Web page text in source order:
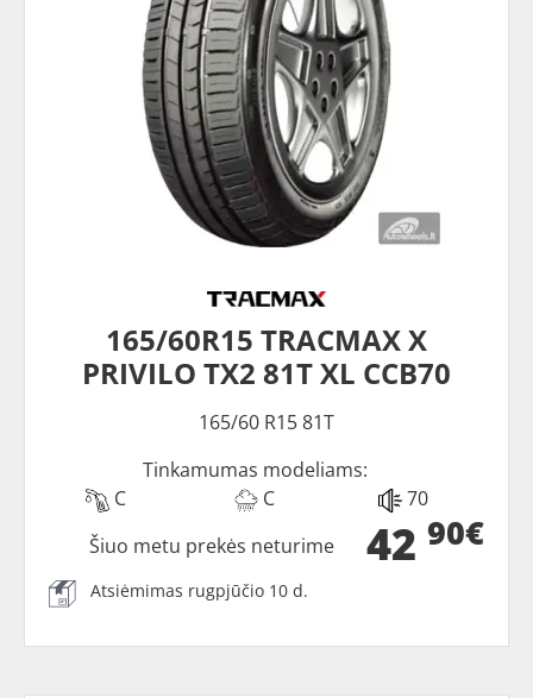
165/60R15 TRACMAX X
PRIVILO TX2 81T XL CCB70
165/60 R15 81T
Tinkamumas modeliams:
C
C 70
42 90€
Šiuo metu prekės neturime
Atsiėmimas rugpjūčio 10 d.